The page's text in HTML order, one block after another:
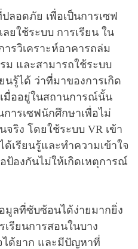
ลอดภัย เพื่อเป็นการเซฟ
ยใช้ระบบ การเรียน ใน
รวิเคราะห์อาคารถล่ม
ม และสามารถใช้ระบบ
นรู้ได้ ว่าที่มาของการเกิด
มื่ออยู่ในสถานการณ์นั้น
การเซฟนักศึกษาเพื่อไม่
ริง โดยใช้ระบบ VR เข้า
ด้เรียนรู้และทำความเข้าใจ
ป้องกันไม่ให้เกิดเหตุการณ์
มูลที่ซับซ้อนได้ง่ายมากยิ่ง
รียนการสอนในบาง
ได้ยาก และมีปัญหาที่